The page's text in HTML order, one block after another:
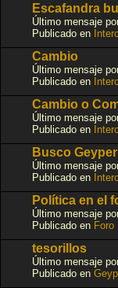
Escafandra
Último mensaje
Publicado en
Cambio
Último mensaje
Publicado en
Cambio o
Último mensaje
Publicado en
Busco
Último mensaje
Publicado en
Política en el
Último mensaje
Publicado en Foro
tesorillos
Último mensaje
Publicado en